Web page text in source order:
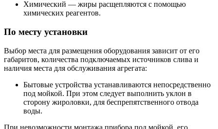
Химический — жиры расщепляются с помощью
химических реагентов.
По месту установки
Выбор места для размещения оборудования зависит от его
габаритов, количества подключаемых источников слива и
наличия места для обслуживания агрегата:
Бытовые устройства устанавливаются непосредственно
под мойкой. При этом следует выполнить уклон в
сторону жироловки, для беспрепятственного отвода
воды.
При невозможности монтажа прибора под мойкой, его